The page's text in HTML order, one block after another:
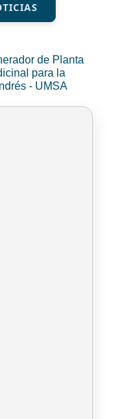
de Planta
para la
- UMSA